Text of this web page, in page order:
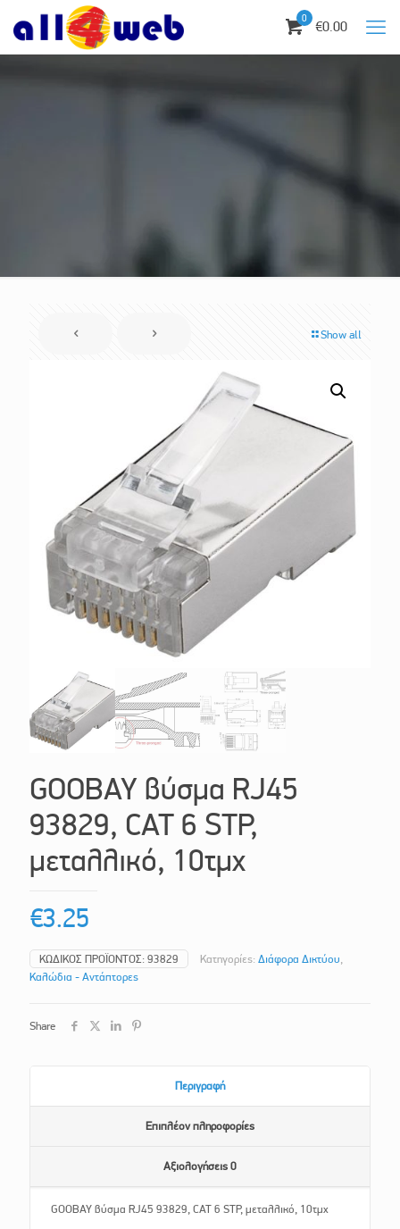
0 €0.00
Show all
GOOBAY βύσμα RJ45
93829, CAT 6 STP,
μεταλλικό, 10τμχ
€3.25
ΚΩΔΙΚΌΣ ΠΡΟΪΌΝΤΟΣ: 93829 Κατηγορίες: Διάφορα Δικτύου,
Καλώδια - Αντάπτορες
Share
Περιγραφή
Επιπλέον πληροφορίες
Αξιολογήσεις 0
GOOBAY βύσμα RJ45 93829, CAT 6 STP, μεταλλικό, 10τμχ